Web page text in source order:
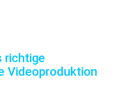
richtige
Videoproduktion